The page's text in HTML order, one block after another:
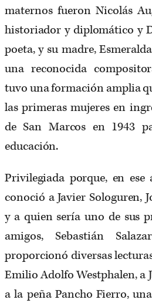
maternos fueron Nicolás
historiador y diplomático y
poeta, y su madre,
una reconocida
tuvo una formación amplia
las primeras mujeres en
de San Marcos en 1943
educación.
Privilegiada porque, en
conoció a Javier Sologuren,
y a quien sería uno de sus
amigos, Sebastián
proporcionó diversas
Emilio Adolfo Westphalen, a
a la peña Pancho Fierro,